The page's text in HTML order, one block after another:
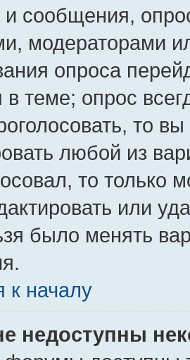
сообщения,
модераторами
опроса
теме; опрос
то
любой из
то только
или
было менять
к началу
недоступны